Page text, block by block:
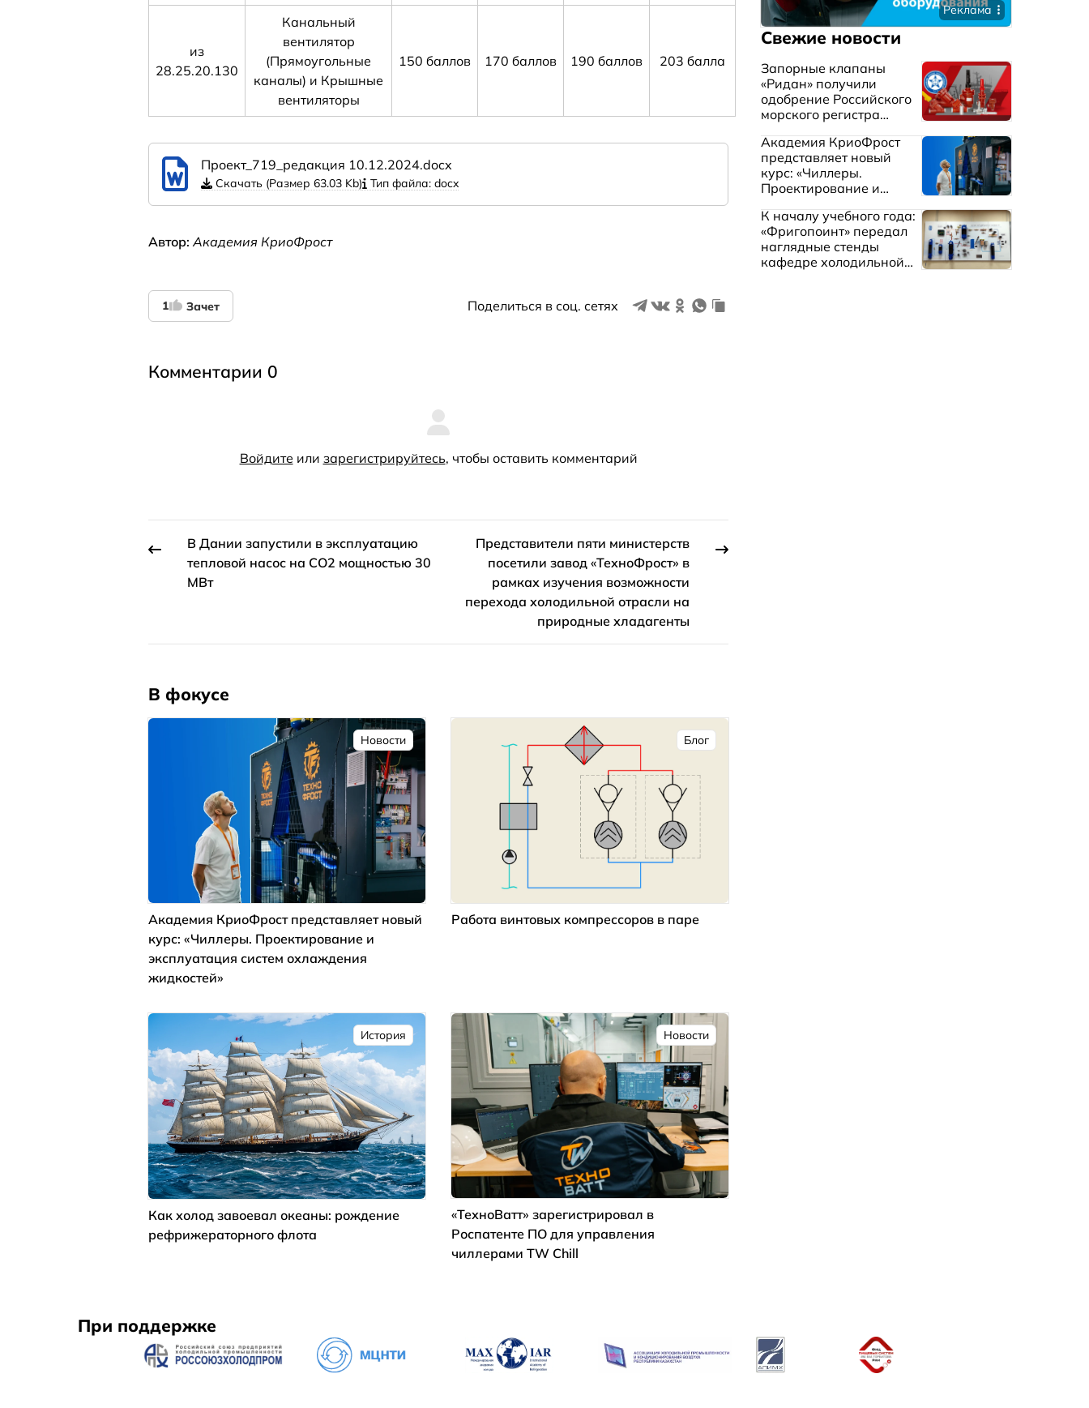
из
28.25.20.130
Канальный
вентилятор
(Прямоугольные
каналы) и Крышные
вентиляторы
150 баллов 170 баллов 190 баллов 203 балла
Проект_719_редакция 10.12.2024.docx
Скачать (Размер 63.03 Kb) Тип файла: docx
Автор: Академия КриоФрост
1 Зачет Поделиться в соц. сетях
Комментарии 0
Войдите или зарегистрируйтесь, чтобы оставить комментарий
В Дании запустили в эксплуатацию
тепловой насос на СО2 мощностью 30
МВт
Представители пяти министерств
посетили завод «ТехноФрост» в
рамках изучения возможности
перехода холодильной отрасли на
природные хладагенты
В фокусе
Новости
Академия КриоФрост представляет новый
курс: «Чиллеры. Проектирование и
эксплуатация систем охлаждения
жидкостей»
Блог
Работа винтовых компрессоров в паре
История
Как холод завоевал океаны: рождение
рефрижераторного флота
Новости
«ТехноВатт» зарегистрировал в
Роспатенте ПО для управления
чиллерами TW Chill
Реклама
Свежие новости
Запорные клапаны
«Ридан» получили
одобрение Российского
морского регистра
Академия КриоФрост
представляет новый
курс: «Чиллеры.
Проектирование и
охлаждения жидкостей»
К началу учебного года:
«Фригопоинт» передал
наглядные стенды
кафедре холодильной
При поддержке